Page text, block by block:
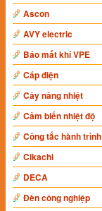
Ascon
AVY electric
Báo mất khí VPE
Cáp điện
Cây nâng nhiệt
Cảm biến nhiệt độ
Công tắc hành trình
Cikachi
DECA
Đèn công nghiệp